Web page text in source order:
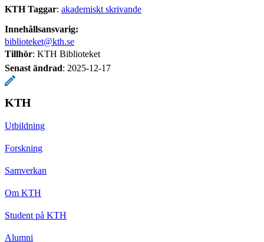
KTH Taggar: akademiskt skrivande
Innehållsansvarig:
biblioteket@kth.se
Tillhör: KTH Biblioteket
Senast ändrad: 2025-12-17
KTH
Utbildning
Forskning
Samverkan
Om KTH
Student på KTH
Alumni